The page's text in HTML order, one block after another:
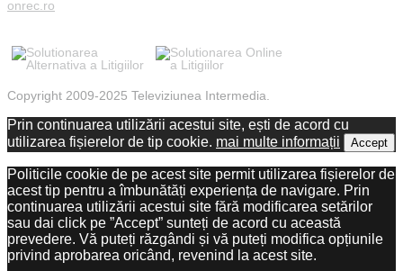
onrec.ro
Copyright 2009-2025 Televiziunea Intermedia.
Prin continuarea utilizării acestui site, ești de acord cu
utilizarea fișierelor de tip cookie. mai multe informații Accept
Politicile cookie de pe acest site permit utilizarea fișierelor de
acest tip pentru a îmbunătăți experiența de navigare. Prin
continuarea utilizării acestui site fără modificarea setărilor
sau dai click pe ”Accept” sunteți de acord cu această
prevedere. Vă puteți răzgândi și vă puteți modifica opțiunile
privind aprobarea oricând, revenind la acest site.